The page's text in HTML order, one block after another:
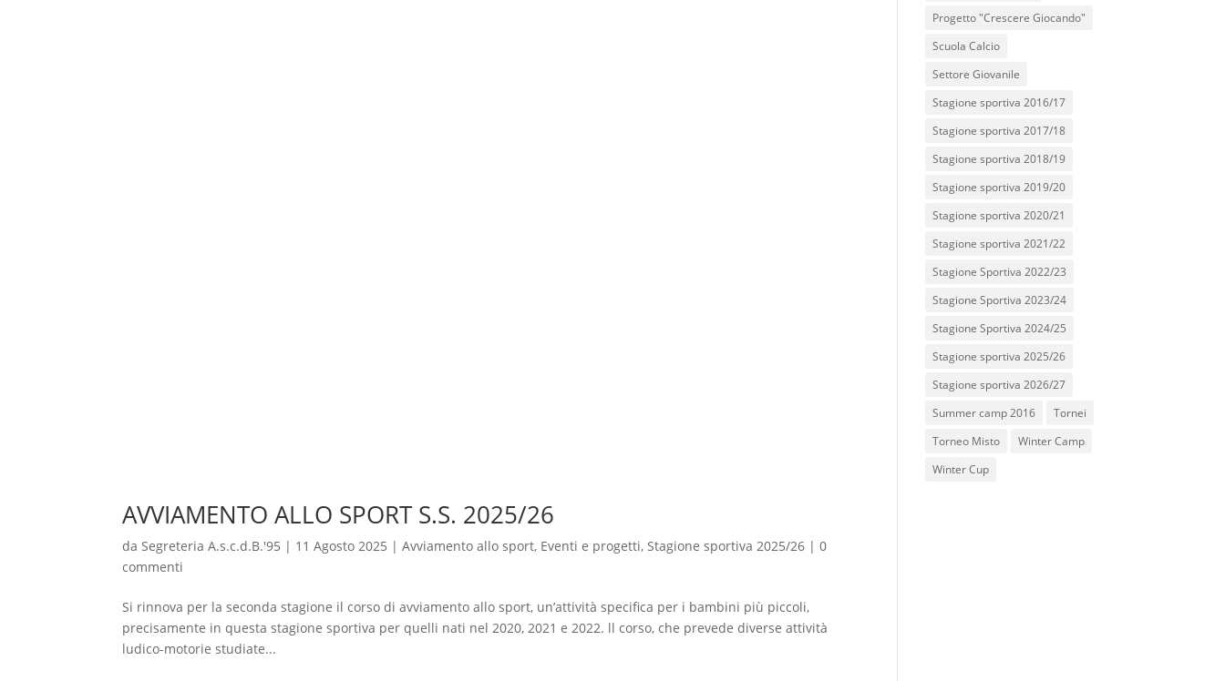
AVVIAMENTO ALLO SPORT S.S. 2025/26
daSegreteria A.s.c.d.B.'95 | 11 Agosto 2025 |Avviamento allo sport, Eventi e progetti,Stagione sportiva 2025/26 |0
commenti
Si rinnova per la seconda stagione il corso di avviamento allo sport, un’attività specifica per i bambini più piccoli,
precisamente in questa stagione sportiva per quelli nati nel 2020, 2021 e 2022. ll corso, che prevede diverse attività
ludico-motorie studiate...
Progetto "Crescere Giocando"
Scuola Calcio
Settore Giovanile
Stagione sportiva 2016/17
Stagione sportiva 2017/18
Stagione sportiva 2018/19
Stagione sportiva 2019/20
Stagione sportiva 2020/21
Stagione sportiva 2021/22
Stagione Sportiva 2022/23
Stagione Sportiva 2023/24
Stagione Sportiva 2024/25
Stagione sportiva 2025/26
Stagione sportiva 2026/27
Summer camp 2016
Tornei
Torneo Misto
Winter Camp
Winter Cup